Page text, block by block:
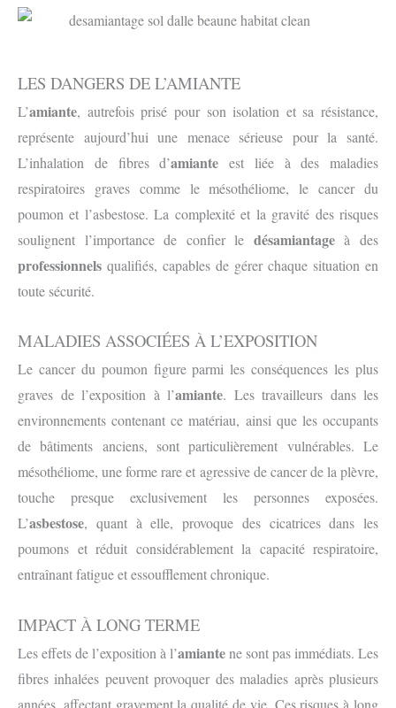
LES DANGERS DE L’AMIANTE
L’amiante, autrefois prisé pour son isolation et sa résistance,
représente aujourd’hui une menace sérieuse pour la santé.
L’inhalation de fibres d’amiante est liée à des maladies
respiratoires graves comme le mésothéliome, le cancer du
poumon et l’asbestose. La complexité et la gravité des risques
soulignent l’importance de confier le désamiantageà des
professionnels qualifiés, capables de gérer chaque situation en
toute sécurité.
MALADIES ASSOCIÉES À L’EXPOSITION
Le cancer du poumon figure parmi les conséquences les plus
graves de l’exposition à l’amiante. Les travailleurs dans les
environnements contenant ce matériau, ainsi que les occupants
de bâtiments anciens, sont particulièrement vulnérables. Le
mésothéliome, une forme rare et agressive de cancer de la plèvre,
touche presque exclusivement les personnes exposées.
L’asbestose, quant à elle, provoque des cicatrices dans les
poumons et réduit considérablement la capacité respiratoire,
entraînant fatigue et essoufflement chronique.
IMPACT À LONG TERME
Les effets de l’exposition à l’amiantene sont pas immédiats. Les
fibres inhalées peuvent provoquer des maladies après plusieurs
années, affectant gravement la qualité de vie. Ces risques à long